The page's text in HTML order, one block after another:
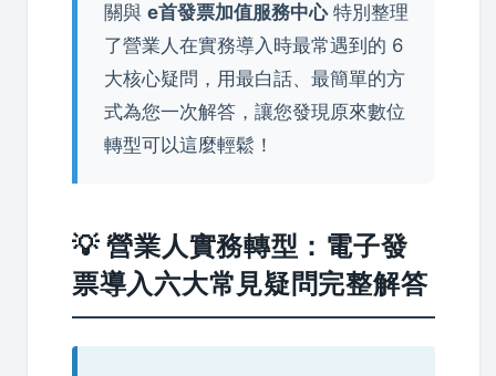
關與 e首發票加值服務中心特別整理
了營業人在實務導入時最常遇到的 6
大核心疑問，用最白話、最簡單的方
式為您一次解答，讓您發現原來數位
轉型可以這麼輕鬆！
💡 營業人實務轉型：電子發
票導入六大常見疑問完整解答